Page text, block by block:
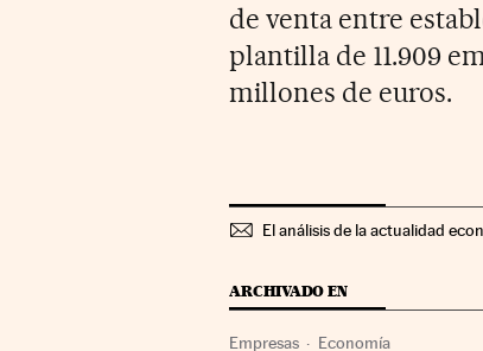
de venta entre
plantilla de 11.909
millones de euros.
El análisis de la actualidad
ARCHIVADO EN
Empresas Economía